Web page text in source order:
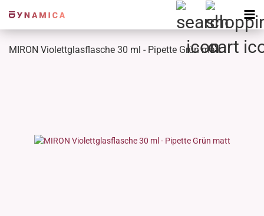
MIRON Violettglasflasche 30 ml - Pipette Grün matt